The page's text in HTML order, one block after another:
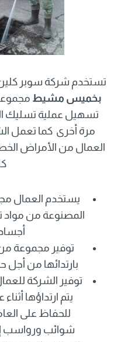
تستخدم شركة سوبر
بخميس مشيط
تسهيل عملية تسليك
مرة أخرى كما تعمل
العمال من الأمراض
يستخدم العمال
المصنوعة من مواد
توفير مجموعة من
بارتدائها من أجل
توفير الشركة
يتم ارتداؤها
للحفاظ على
شوائب ورواسب